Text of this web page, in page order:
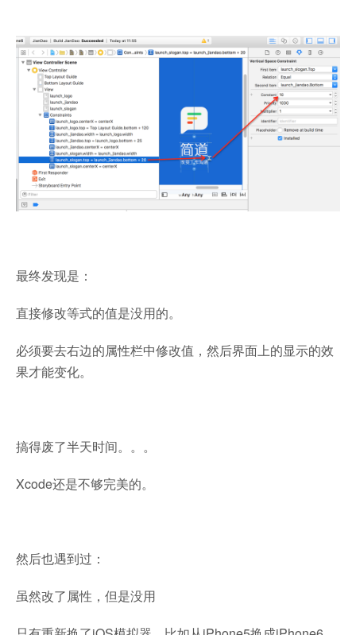
最终发现是：
直接修改等式的值是没用的。
必须要去右边的属性栏中修改值，然后界面上的显示的效
果才能变化。
搞得废了半天时间。。。
Xcode还是不够完美的。
然后也遇到过：
虽然改了属性，但是没用